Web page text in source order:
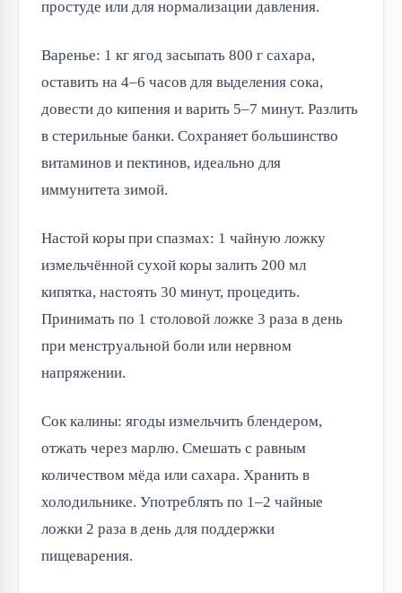
простуде или для нормализации давления.
Варенье: 1 кг ягод засыпать 800 г сахара,
оставить на 4–6 часов для выделения сока,
довести до кипения и варить 5–7 минут. Разлить
в стерильные банки. Сохраняет большинство
витаминов и пектинов, идеально для
иммунитета зимой.
Настой коры при спазмах: 1 чайную ложку
измельчённой сухой коры залить 200 мл
кипятка, настоять 30 минут, процедить.
Принимать по 1 столовой ложке 3 раза в день
при менструальной боли или нервном
напряжении.
Сок калины: ягоды измельчить блендером,
отжать через марлю. Смешать с равным
количеством мёда или сахара. Хранить в
холодильнике. Употреблять по 1–2 чайные
ложки 2 раза в день для поддержки
пищеварения.